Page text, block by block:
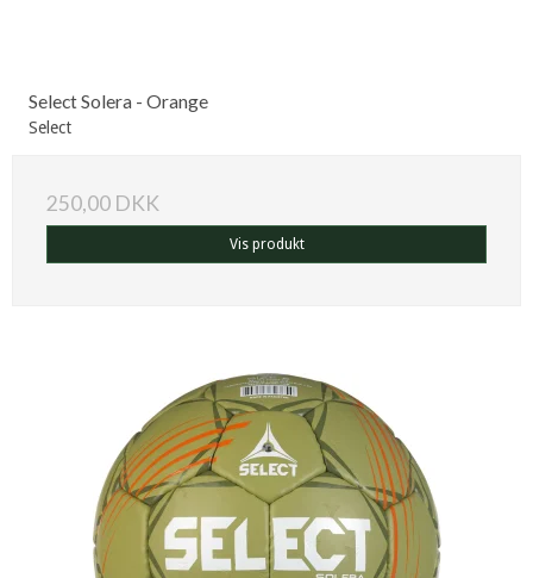
Select Solera - Orange
Select
250,00 DKK
Vis produkt